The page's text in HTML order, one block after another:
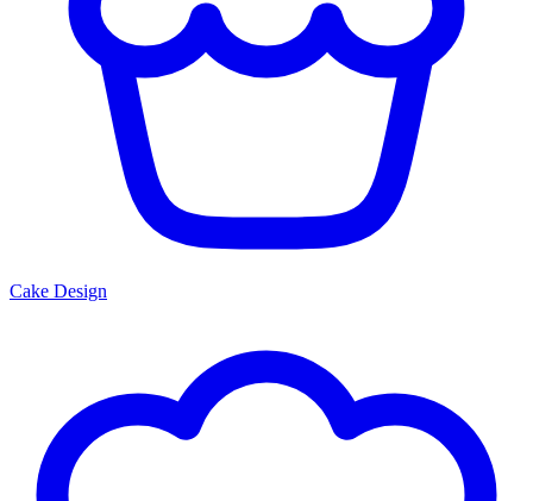
Cake Design